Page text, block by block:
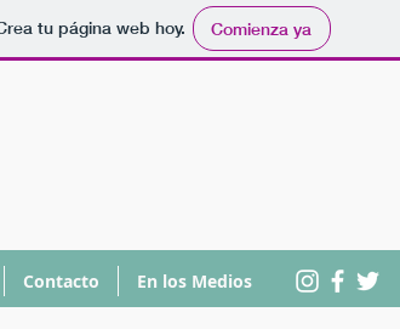
tu página web hoy. Comienza ya
Contacto En los Medios